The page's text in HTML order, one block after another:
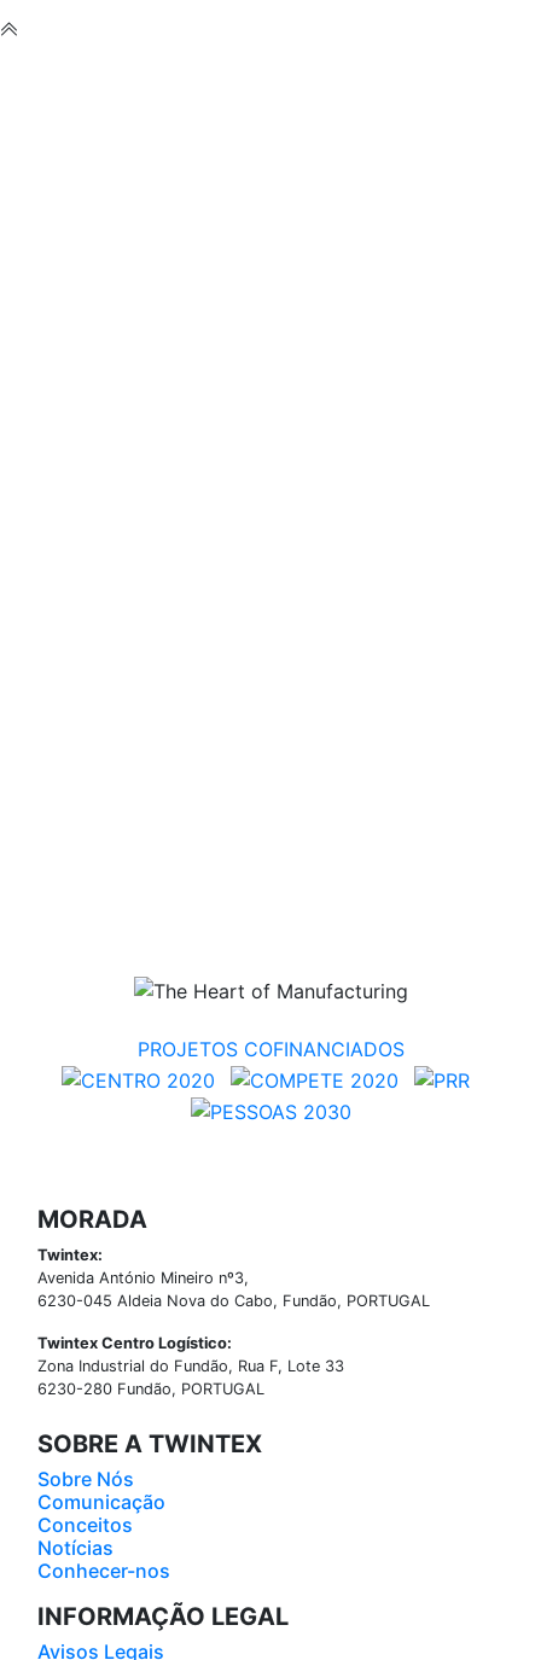
PROJETOS COFINANCIADOS
MORADA
Twintex:
Avenida António Mineiro nº3,
6230-045 Aldeia Nova do Cabo, Fundão, PORTUGAL
Twintex Centro Logístico:
Zona Industrial do Fundão, Rua F, Lote 33
6230-280 Fundão, PORTUGAL
SOBRE A TWINTEX
Sobre Nós
Comunicação
Conceitos
Notícias
Conhecer-nos
INFORMAÇÃO LEGAL
Avisos Legais